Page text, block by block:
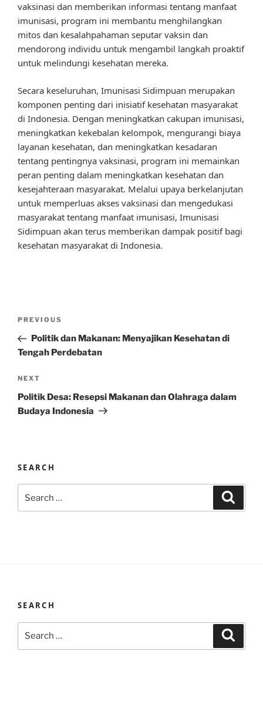
vaksinasi dan memberikan informasi tentang manfaat
imunisasi, program ini membantu menghilangkan
mitos dan kesalahpahaman seputar vaksin dan
mendorong individu untuk mengambil langkah proaktif
untuk melindungi kesehatan mereka.
Secara keseluruhan, Imunisasi Sidimpuan merupakan
komponen penting dari inisiatif kesehatan masyarakat
di Indonesia. Dengan meningkatkan cakupan imunisasi,
meningkatkan kekebalan kelompok, mengurangi biaya
layanan kesehatan, dan meningkatkan kesadaran
tentang pentingnya vaksinasi, program ini memainkan
peran penting dalam meningkatkan kesehatan dan
kesejahteraan masyarakat. Melalui upaya berkelanjutan
untuk memperluas akses vaksinasi dan mengedukasi
masyarakat tentang manfaat imunisasi, Imunisasi
Sidimpuan akan terus memberikan dampak positif bagi
kesehatan masyarakat di Indonesia.
Previous
Post
PREVIOUS
Politik dan Makanan: Menyajikan Kesehatan di
Tengah Perdebatan
Next
Post
NEXT
Politik Desa: Resepsi Makanan dan Olahraga dalam
Budaya Indonesia
SEARCH
for:
SEARCH